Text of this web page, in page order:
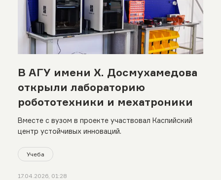
В АГУ имени Х. Досмухамедова
открыли лабораторию
робототехники и мехатроники
Вместе с вузом в проекте участвовал Каспийский
центр устойчивых инноваций.
Учеба
17.04.2026, 01:28